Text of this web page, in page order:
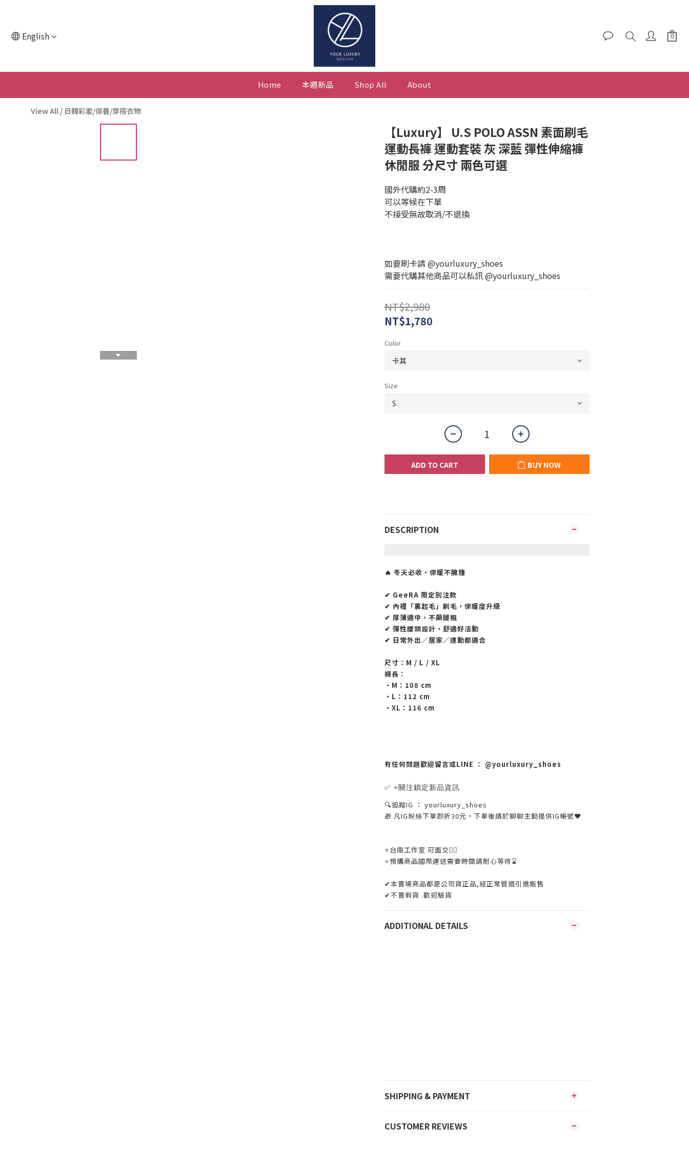
English
Home 本週新品 Shop All About
View All / 日韓彩妝/保養/穿搭衣物
【Luxury】 U.S POLO ASSN 素面刷毛
運動長褲 運動套裝 灰 深藍 彈性伸縮褲
休閒服 分尺寸 兩色可選
國外代購約2-3周
可以等候在下單
不接受無故取消/不退換
如要刷卡請 @yourluxury_shoes
需要代購其他商品可以私訊 @yourluxury_shoes
NT$2,980
NT$1,780
Color
Size
ADD TO CART BUY NOW
DESCRIPTION
🔥 冬天必收・保暖不臃腫
✔ GeeRA 限定別注款
✔ 內裡「裏起毛」刷毛，保暖度升級
✔ 厚薄適中，不顯腿粗
✔ 彈性腰頭設計，舒適好活動
✔ 日常外出／居家／運動都適合
尺寸：M / L / XL
褲長：
・M：108 cm
・L：112 cm
・XL：116 cm
有任何問題歡迎留言或LINE ： @yourluxury_shoes
✅ +關注鎖定新品資訊
🔍追蹤IG ： yourluxury_shoes
🎁 凡IG粉絲下單即折30元，下單後請於聊聊主動提供IG帳號❤
⭐️台南工作室 可面交👌🏼
⭐️預購商品國際運送需要時間請耐心等待⌛️
✔本賣場商品都是公司貨正品,經正常管道引進販售
✔不賣假貨 .歡迎驗貨
ADDITIONAL DETAILS
SHIPPING & PAYMENT
CUSTOMER REVIEWS